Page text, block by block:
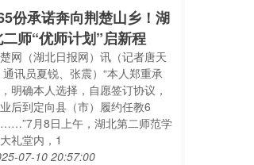
份承诺奔向荆楚山乡！湖
师“优师计划”启新程
网（湖北日报网）讯（记者唐天
通讯员夏锐、张震）“本人郑重承
明确本人选择，自愿签订协议，
后到定向县（市）履约任教6
月8日上午，湖北第二师范学
礼堂内，1
07-10 20:57:00